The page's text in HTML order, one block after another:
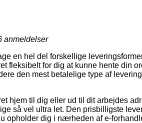
anmeldelser
en hel del forskellige
fleksibelt for dig at kunne hente din
den mest betalelige type af
hjem til dig eller ud til dit arbejdes
så vel ultra let. Den prisbilligste
opholder dig i nærheden af e-